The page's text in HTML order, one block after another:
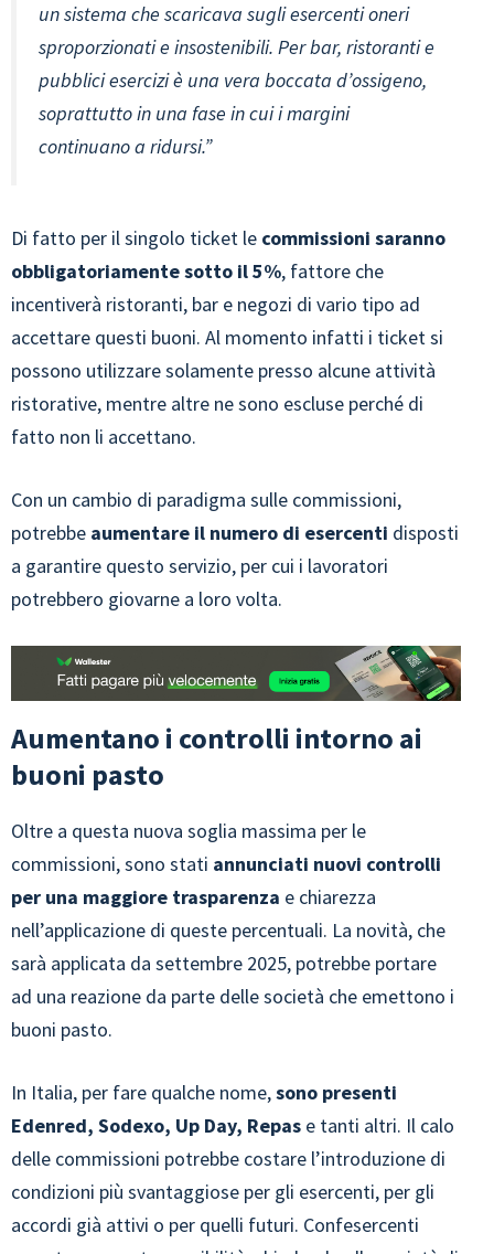
un sistema che scaricava sugli esercenti oneri
sproporzionati e insostenibili. Per bar, ristoranti e
pubblici esercizi è una vera boccata d’ossigeno,
soprattutto in una fase in cui i margini
continuano a ridursi.”
Di fatto per il singolo ticket le commissioni saranno
obbligatoriamente sotto il 5%, fattore che
incentiverà ristoranti, bar e negozi di vario tipo ad
accettare questi buoni. Al momento infatti i ticket si
possono utilizzare solamente presso alcune attività
ristorative, mentre altre ne sono escluse perché di
fatto non li accettano.
Con un cambio di paradigma sulle commissioni,
potrebbe aumentare il numero di esercenti disposti
a garantire questo servizio, per cui i lavoratori
potrebbero giovarne a loro volta.
Aumentano i controlli intorno ai
buoni pasto
Oltre a questa nuova soglia massima per le
commissioni, sono stati annunciati nuovi controlli
per una maggiore trasparenza e chiarezza
nell’applicazione di queste percentuali. La novità, che
sarà applicata da settembre 2025, potrebbe portare
ad una reazione da parte delle società che emettono i
buoni pasto.
In Italia, per fare qualche nome,sono presenti
Edenred, Sodexo, Up Day, Repas e tanti altri. Il calo
delle commissioni potrebbe costare l’introduzione di
condizioni più svantaggiose per gli esercenti, per gli
accordi già attivi o per quelli futuri. Confesercenti